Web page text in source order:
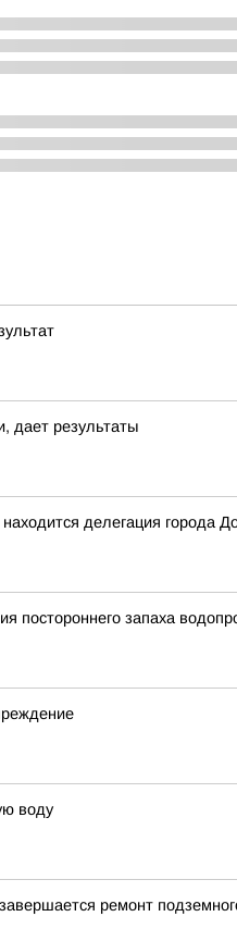
дает результаты
делегация города
запаха
воду
ремонт